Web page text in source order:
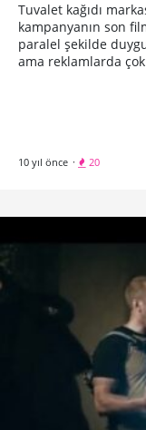
Tuvalet kağıdı
kampanyanın son
paralel şekilde
ama reklamlarda
10 yıl önce · 20